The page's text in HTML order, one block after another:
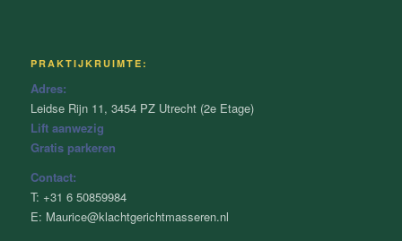
PRAKTIJKRUIMTE:
Adres:
Leidse Rijn 11, 3454 PZ Utrecht (2e Etage)
Lift aanwezig
Gratis parkeren
Contact:
T: +31 6 50859984
E: Maurice@klachtgerichtmasseren.nl